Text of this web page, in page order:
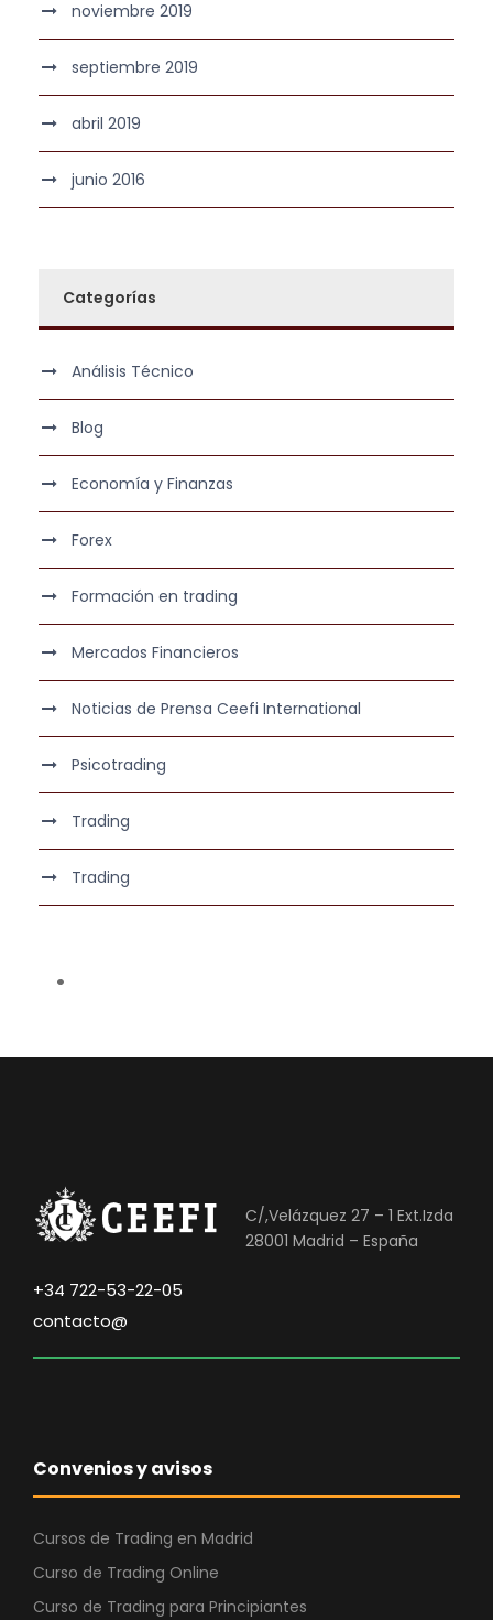
noviembre 2019
septiembre 2019
abril 2019
junio 2016
Categorías
Análisis Técnico
Blog
Economía y Finanzas
Forex
Formación en trading
Mercados Financieros
Noticias de Prensa Ceefi International
Psicotrading
Trading
Trading
C/,Velázquez 27 – 1 Ext.Izda
28001 Madrid – España
+34 722-53-22-05
contacto@
Convenios y avisos
Cursos de Trading en Madrid
Curso de Trading Online
Curso de Trading para Principiantes